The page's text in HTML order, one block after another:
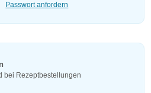
Passwort anfordern
bei Rezeptbestellungen